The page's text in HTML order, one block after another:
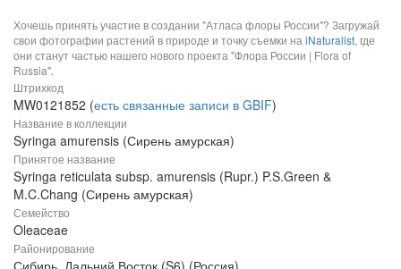
Хочешь принять участие в создании "Атласа флоры России"? Загружай
свои фотографии растений в природе и точку съемки на iNaturalist, где
они станут частью нашего нового проекта "Флора России | Flora of
Russia".
Штрихкод
MW0121852 (есть связанные записи в GBIF)
Название в коллекции
Syringa amurensis (Сирень амурская)
Принятое название
Syringa reticulata subsp. amurensis (Rupr.) P.S.Green &
M.C.Chang (Сирень амурская)
Семейство
Oleaceae
Районирование
Сибирь, Дальний Восток (S6) (Россия)